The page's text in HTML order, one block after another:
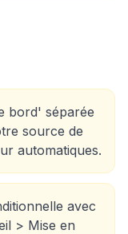
bord' séparée
source de
automatiques.
avec
> Mise en